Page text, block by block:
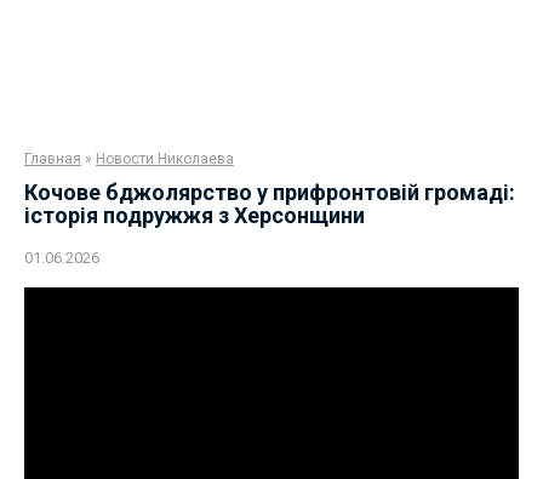
Главная » Новости Николаева
Кочове бджолярство у прифронтовій громаді:
історія подружжя з Херсонщини
01.06.2026